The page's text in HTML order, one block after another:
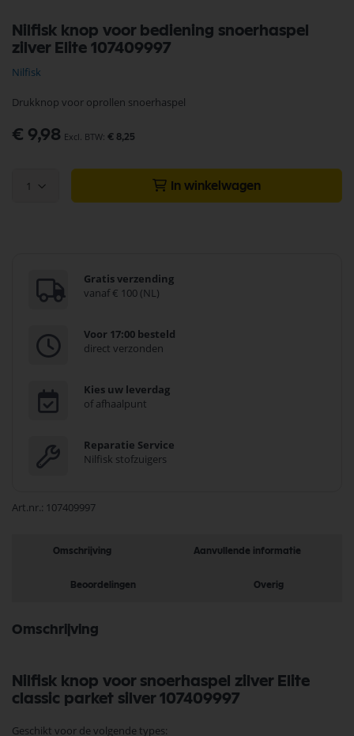
Nilfisk knop voor bediening snoerhaspel
zilver Elite 107409997
Nilfisk
Drukknop voor oprollen snoerhaspel
€ 9,98 € 8,25
1 In winkelwagen
Gratis verzending
vanaf € 100 (NL)
Voor 17:00 besteld
direct verzonden
Kies uw leverdag
of afhaalpunt
Reparatie Service
Nilfisk stofzuigers
Art.nr. 107409997
naar
het
van
afbeeldingen-
Omschrijving Aanvullende informatie
Beoordelingen Overig
Omschrijving
Nilfisk knop voor snoerhaspel zilver Elite
classic parket silver 107409997
Geschikt voor de volgende types: